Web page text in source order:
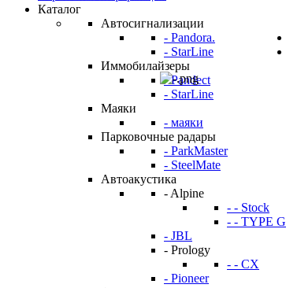
Каталог
Автосигнализации
- Pandora.
- StarLine
Иммобилайзеры
- Pandect
- StarLine
Маяки
- маяки
Парковочные радары
- ParkMaster
- SteelMate
Автоакустика
- Alpine
- - Stock
- - TYPE G
- JBL
- Prology
- - CX
- Pioneer